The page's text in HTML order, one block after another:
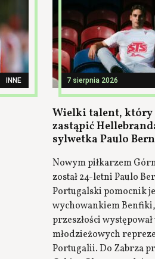
INNE 7 sierpnia 2026
Wielki talent, który
zastąpić
sylwetka Paulo
Nowym piłkarzem
został 24-letni Paulo
Portugalski pomocnik
wychowankiem
przeszłości występował
młodzieżowych
Portugalii. Do Zabrza